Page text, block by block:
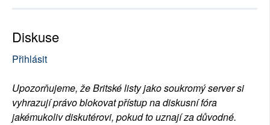
Diskuse
Přihlásit
Upozorňujeme, že Britské listy jako soukromý server si
vyhrazují právo blokovat přístup na diskusní fóra
jakémukoliv diskutérovi, pokud to uznají za důvodné.